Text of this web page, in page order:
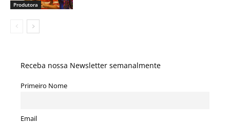
Produtora
Receba nossa Newsletter semanalmente
Primeiro Nome
Email